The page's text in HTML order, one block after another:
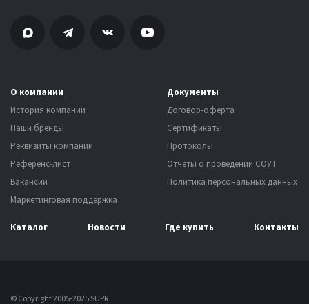
О компании
История компании
Наши бренды
Реквизиты компании
Референс-лист
Вакансии
Маркетинговая поддержка
Документы
Договор-оферта
Сертификаты
Протоколы
Отчеты о проведении СОУТ
Политика персональных данных
Каталог Новости Где купить Контакты
© Copyright 2005-2025 SUPR